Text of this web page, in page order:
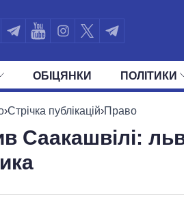
ОБIЦЯНКИ ПОЛIТИКИ
УСІ ПОЛІТИКИ ПРЕЗИДЕНТ І ОФІС
›Стрічка публікацій›Право
Саакашвілі: